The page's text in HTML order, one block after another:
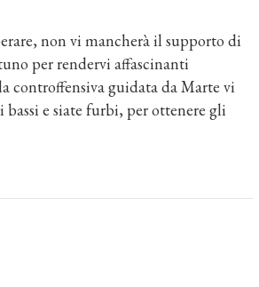
non vi mancherà il supporto di
per rendervi affascinanti
controffensiva guidata da Marte vi
e siate furbi, per ottenere gli